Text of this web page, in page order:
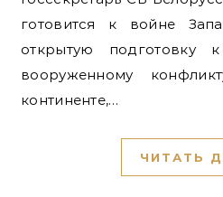
готовится к войне
открытую подготовку
вооруженному
континенте,…
ЧИТАТЬ